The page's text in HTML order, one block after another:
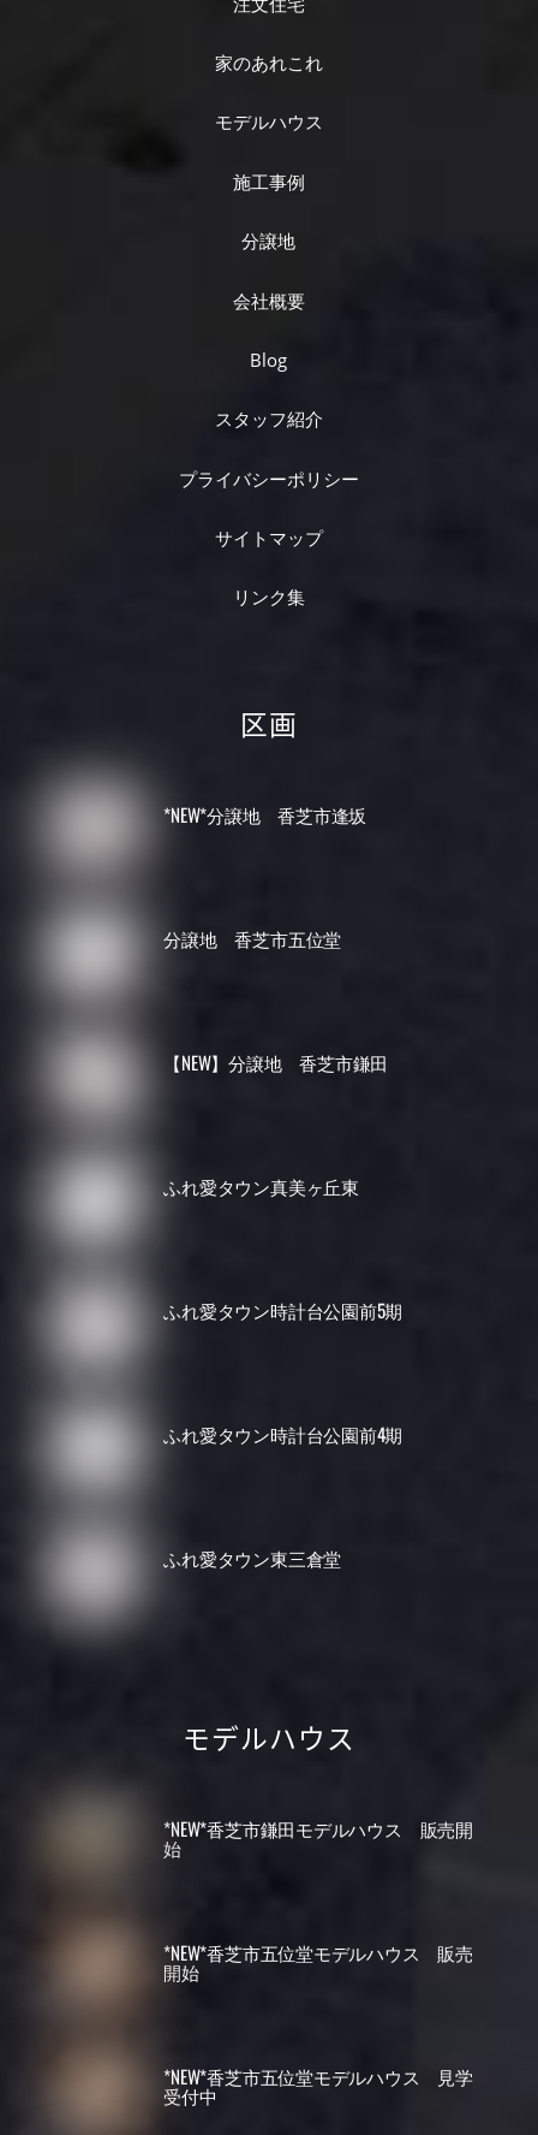
家のあれこれ
モデルハウス
施工事例
分譲地
会社概要
Blog
スタッフ紹介
プライバシーポリシー
サイトマップ
リンク集
区画
*NEW*分譲地 香芝市逢坂
分譲地 香芝市五位堂
【NEW】分譲地 香芝市鎌田
ふれ愛タウン真美ヶ丘東
ふれ愛タウン時計台公園前5期
ふれ愛タウン時計台公園前4期
ふれ愛タウン東三倉堂
モデルハウス
*NEW*香芝市鎌田モデルハウス 販売開
始
*NEW*香芝市五位堂モデルハウス 販売
開始
*NEW*香芝市五位堂モデルハウス 見学
受付中